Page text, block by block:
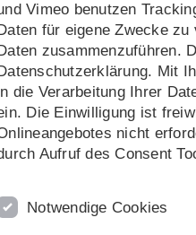
Dr. Andreas F. Borchert
Promotion in
durch Bibliotheken am
eingesetzt (
Vimeo benutzen
für eigene Zwecke
zusammenzuführen.
Mit
die Verarbeitung Ihrer
Die Einwilligung ist
nicht
Aufruf des Consent
Notwendige Cookies